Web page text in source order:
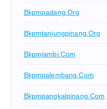
Bkpmpadang.org
Bkpmtanjungpinang.org
Bkpmjambi.com
Bkpmpalembang.com
Bkpmpangkalpinang.com